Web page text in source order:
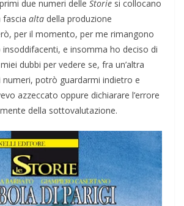
due numeri delle Storie si collocano
fascia alta della produzione
per il momento, per me rimangono
e insomma ho deciso di
dubbi per vedere se, fra un’altra
numeri, potrò guardarmi indietro e
azzeccato oppure dichiarare l’errore
della sottovalutazione.